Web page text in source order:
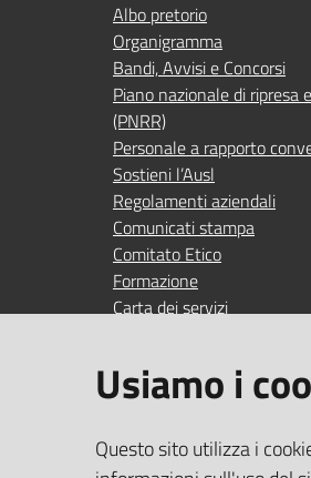
Albo pretorio
Organigramma
Bandi, Avvisi e Concorsi
Piano nazionale di ripresa
(PNRR)
Personale a rapporto
Sostieni l’Ausl
Regolamenti aziendali
Comunicati stampa
Comitato Etico
Formazione
Carta dei servizi
SEGUICI SU
Usiamo i
Questo sito utilizza i